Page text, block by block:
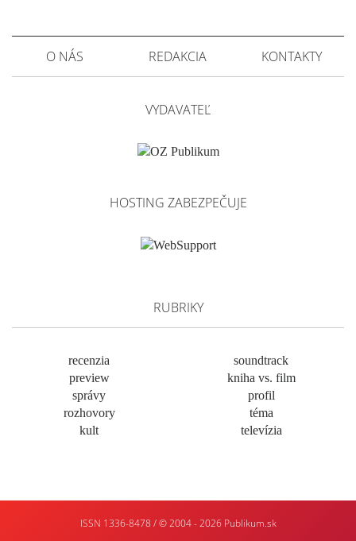
O NÁS REDAKCIA KONTAKTY
VYDAVATEĽ
HOSTING ZABEZPEČUJE
RUBRIKY
recenzia
preview
správy
rozhovory
kult
soundtrack
kniha vs. film
profil
téma
televízia
ISSN 1336-8478 / © 2004 - 2026 Publikum.sk